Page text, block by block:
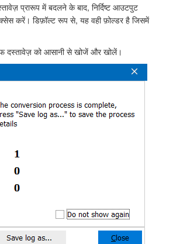
प्रारूप में बदलने के बाद, निर्दिष्ट आउटपुट
करें। डिफ़ॉल्ट रूप से, यह वही फ़ोल्डर है जिसमें
दस्तावेज़ को आसानी से खोजें और खोलें।